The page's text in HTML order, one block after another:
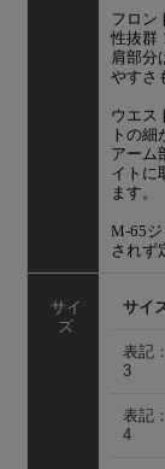
フロン
性抜群！
肩部分
やすさ
ウエス
トの細
アーム
イトに
ます。
M-65
されず
サイ
ズ
サイ
表記：
3
表記：
4